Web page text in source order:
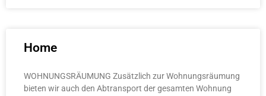
Home
WOHNUNGSRÄUMUNG Zusätzlich zur Wohnungsräumung
bieten wir auch den Abtransport der gesamten Wohnung